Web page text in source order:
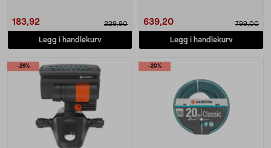
183,92 229,90
Legg i handlekurv
639,20 799,00
Legg i handlekurv
-26% -20%